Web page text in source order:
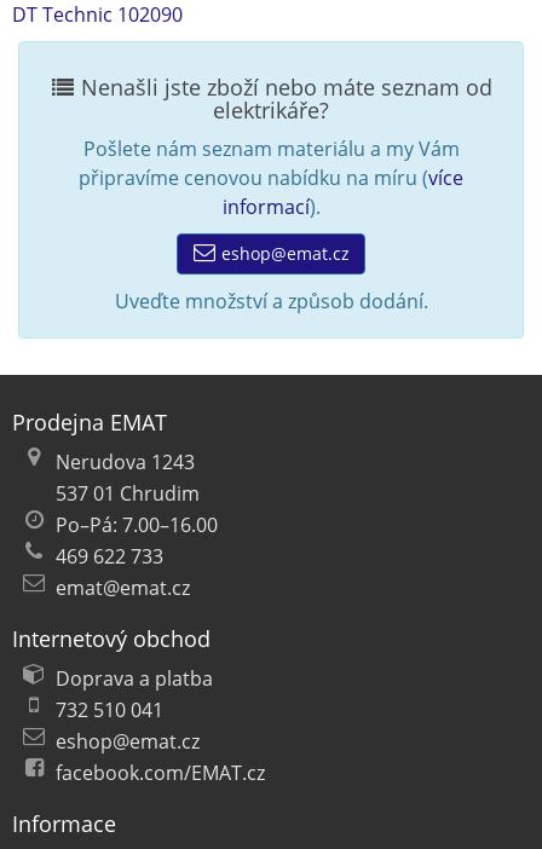
DT Technic 102090
Nenašli jste zboží nebo máte seznam od
elektrikáře?
Pošlete nám seznam materiálu a my Vám
připravíme cenovou nabídku na míru (více
informací).
eshop@emat.cz
Uveďte množství a způsob dodání.
Prodejna EMAT
Nerudova 1243
537 01 Chrudim
Po–Pá: 7.00–16.00
469 622 733
emat@emat.cz
Internetový obchod
Doprava a platba
732 510 041
eshop@emat.cz
facebook.com/EMAT.cz
Informace